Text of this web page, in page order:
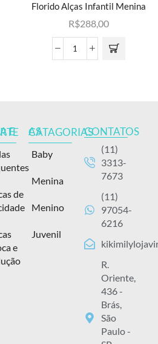
Florido Alças Infantil Menina
R$288,00
de
e
AS CATAGORIAS
Baby
Menina
Menino
Juvenil
CONTATOS
(11)
3313-
7673
(11)
97054-
6216
R.
Oriente,
436 -
Brás,
São
Paulo -